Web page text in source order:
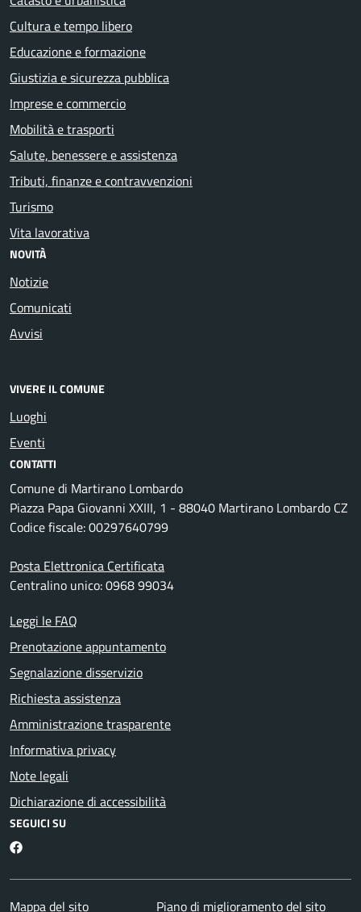
Cultura e tempo libero
Educazione e formazione
Giustizia e sicurezza pubblica
Imprese e commercio
Mobilità e trasporti
Salute, benessere e assistenza
Tributi, finanze e contravvenzioni
Turismo
Vita lavorativa
NOVITÀ
Notizie
Comunicati
Avvisi
VIVERE IL COMUNE
Luoghi
Eventi
CONTATTI
Comune di Martirano Lombardo
Piazza Papa Giovanni XXIII, 1 - 88040 Martirano Lombardo CZ
Codice fiscale: 00297640799
Posta Elettronica Certificata
Centralino unico: 0968 99034
Leggi le FAQ
Prenotazione appuntamento
Segnalazione disservizio
Richiesta assistenza
Amministrazione trasparente
Informativa privacy
Note legali
Dichiarazione di accessibilità
SEGUICI SU
Martirano Lombardo Facebook
Mappa del sito Piano di miglioramento del sito